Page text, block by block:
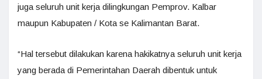
juga seluruh unit kerja dilingkungan Pemprov. Kalbar
maupun Kabupaten / Kota se Kalimantan Barat.
“Hal tersebut dilakukan karena hakikatnya seluruh unit kerja
yang berada di Pemerintahan Daerah dibentuk untuk